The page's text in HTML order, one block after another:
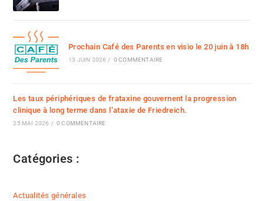
Prochain Café des Parents en visio le 20 juin à 18h
13 JUIN 2026 / 0 COMMENTAIRE
Les taux périphériques de frataxine gouvernent la progression
clinique à long terme dans l’ataxie de Friedreich.
25 MAI 2026 / 0 COMMENTAIRE
Catégories :
Actualités générales